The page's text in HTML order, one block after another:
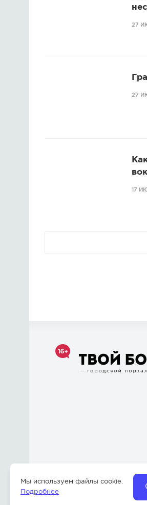
27
27
17
© 2009-2026 « » –
Мы используем файлы cookie.
Подробнее